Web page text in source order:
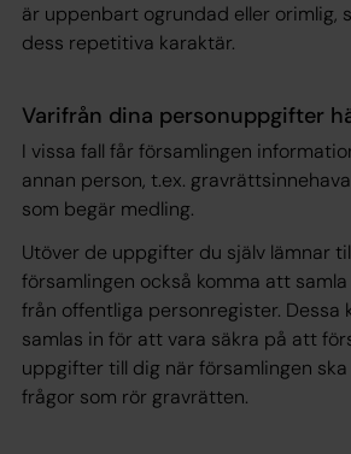
är uppenbart ogrundad eller orimlig,
dess repetitiva karaktär.
Varifrån dina personuppgifter
I vissa fall får församlingen
annan person, t.ex.
som begär medling.
Utöver de uppgifter du själv lämnar
församlingen också komma att
från offentliga personregister. Dessa
samlas in för att vara säkra på att
uppgifter till dig när församlingen
frågor som rör gravrätten.